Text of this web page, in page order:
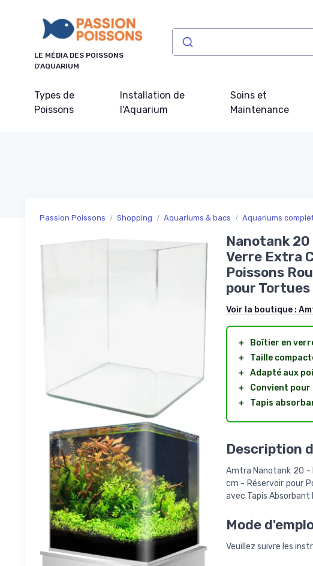
LE MÉDIA DES POISSONS
D'AQUARIUM
Types de
Poissons
Installation de
l'Aquarium
Soins et
Maintenance
Passion Poissons Shopping Aquariums & bacs Aquariums
Nanotank
Verre Extra
Poissons
pour Tortues
Voir la boutique :
＋
Boîtier en
＋
Taille
＋ Adapté aux
＋
Convient
＋
Tapis
Description
Amtra Nanotank 20 -
cm - Réservoir pour
avec Tapis Absorbant
Mode
Veuillez suivre les